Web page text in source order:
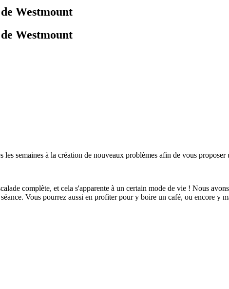
Westmount
Westmount
les semaines à la création de nouveaux problèmes afin de vous
complète, et cela s'apparente à un certain mode de vie ! Nous
Vous pourrez aussi en profiter pour y boire un café, ou encore